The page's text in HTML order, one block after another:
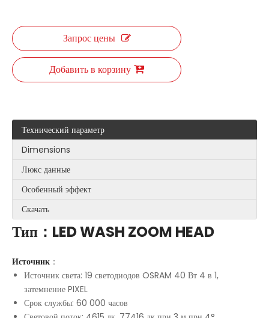
Запрос цены
Добавить в корзину
Технический параметр
Dimensions
Люкс данные
Особенный эффект
Скачать
Тип：LED WASH ZOOM HEAD
Источник ：
Источник света: 19 светодиодов OSRAM 40 Вт 4 в 1,
затемнение PIXEL
Срок службы: 60 000 часов